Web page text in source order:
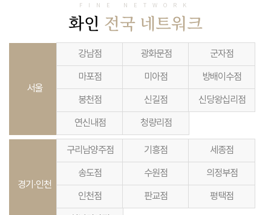
FINE NETWORK
화인 전국 네트워크
서울
강남점 광화문점 군자점
마포점 미아점 방배이수점
봉천점 신길점 신당왕십리점
연신내점 청량리점
경기·인천
구리남양주점 기흥점 세종점
송도점 수원점 의정부점
인천점 판교점 평택점